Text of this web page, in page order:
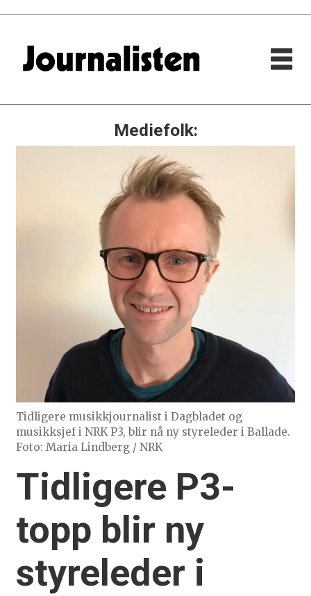
Mediefolk:
Tidligere musikkjournalist i Dagbladet og
musikksjef i NRK P3, blir nå ny styreleder i Ballade.
Foto: Maria Lindberg / NRK
Tidligere P3-
topp blir ny
styreleder i